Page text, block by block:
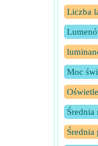
Liczba
Moc
Średnia
Średnia